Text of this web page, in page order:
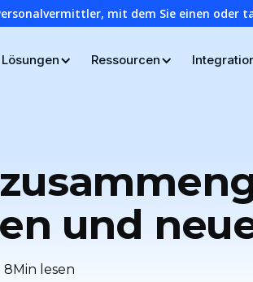
mit dem Sie einen oder
Lösungen Ressourcen
und
8Min lesen